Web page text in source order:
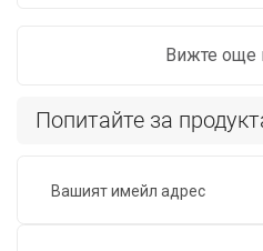
Вижте още
Попитайте за